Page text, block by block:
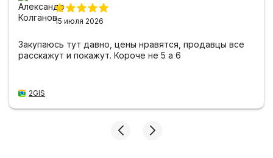
15 июля 2026
Закупаюсь тут давно, цены нравятся, продавцы все
расскажут и покажут. Короче не 5 а 6
2GIS